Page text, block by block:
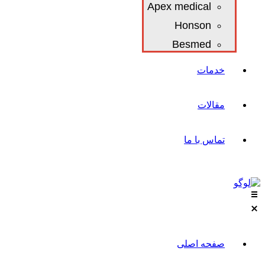
Apex medical
Honson
Besmed
خدمات
مقالات
تماس با ما
صفحه اصلی